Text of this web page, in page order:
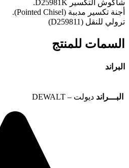
شاكوش التكسير D25981K.
أجنة تكسير مدببة (Pointed Chisel).
ترولي للنقل (D259811)
السمات للمنتج
البراند
البـــراند ديولت – DEWALT